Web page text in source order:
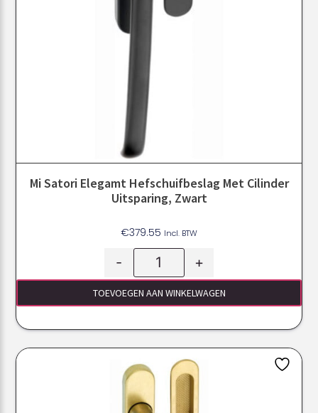
Mi Satori Elegamt Hefschuifbeslag Met Cilinder
Uitsparing, Zwart
€379.55 Incl. BTW
- +
TOEVOEGEN AAN WINKELWAGEN